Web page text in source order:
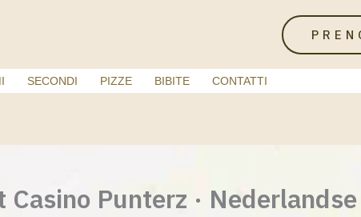
SECONDI PIZZE BIBITE CONTATTI
Punterz ·